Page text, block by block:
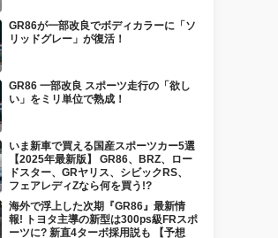
GR86が一部改良でボディカラーに「ソ
リッドグレー」が復活！
GR86 一部改良 スポーツ走行の「欲し
い」をミリ単位で熟成！
いま新車で買える国産スポーツカー5選
【2025年最新版】 GR86、BRZ、ロー
ドスター、GRヤリス、シビックRS、
フェアレディZなら何を買う!?
海外で浮上した次期『GR86』最新情
報! トヨタ主導の新型は300ps級FRスポ
ーツに? 新直4ターボ採用説も 【予想